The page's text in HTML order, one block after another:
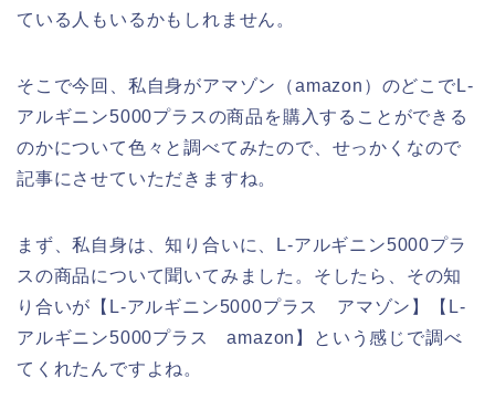
ている人もいるかもしれません。
そこで今回、私自身がアマゾン（amazon）のどこでL-
アルギニン5000プラスの商品を購入することができる
のかについて色々と調べてみたので、せっかくなので
記事にさせていただきますね。
まず、私自身は、知り合いに、L-アルギニン5000プラ
スの商品について聞いてみました。そしたら、その知
り合いが【L-アルギニン5000プラス アマゾン】【L-
アルギニン5000プラス amazon】という感じで調べ
てくれたんですよね。